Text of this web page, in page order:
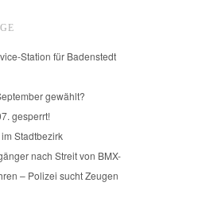
Station für Badenstedt
gewählt?
gesperrt!
Stadtbezirk
nach Streit von BMX-
– Polizei sucht Zeugen